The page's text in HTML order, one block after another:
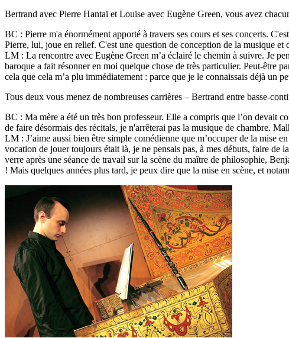
Bertrand avec Pierre Hantaï et Louise avec Eugène Green, vous avez
BC : Pierre m'a énormément apporté à travers ses cours et ses concerts.
Pierre, lui, joue en relief. C'est une question de conception de la musique
LM : La rencontre avec Eugène Green m’a éclairé le chemin à suivre. Je
baroque a fait résonner en moi quelque chose de très particulier. Peut-être
cela que cela m’a plu immédiatement : parce que je le connaissais déjà un
Tous deux vous menez de nombreuses carrières – Bertrand entre basse-
BC : Ma mère a été un très bon professeur. Elle a compris que l’on devait
de faire désormais des récitals, je n'arrêterai pas la musique de chambre.
LM : J’aime aussi bien être simple comédienne que m’occuper de la mise
vocation de jouer toujours était là, je ne pensais pas, à mes débuts, faire de
verre après une séance de travail sur la scène du maître de philosophie,
! Mais quelques années plus tard, je peux dire que la mise en scène, et